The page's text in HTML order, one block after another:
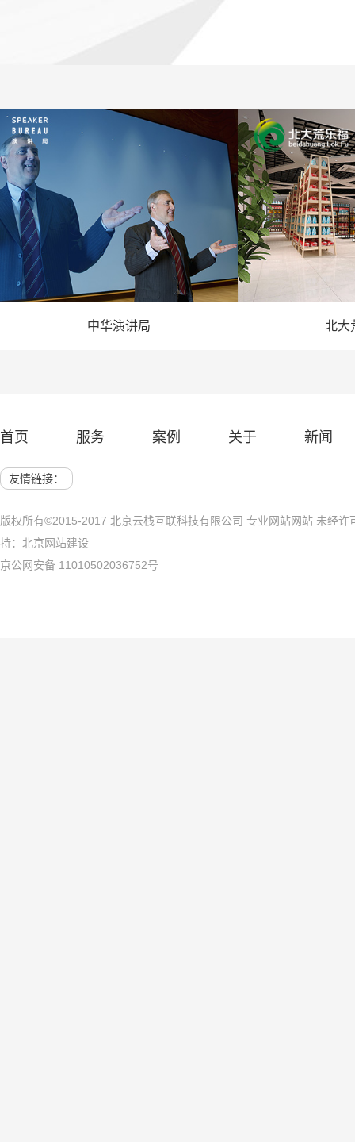
网站建设 展示网站
中华演讲局 北大
首页 服务 案例 关于 新闻
友情链接：
版权所有©2015-2017 北京云栈互联科技有限公司 专业网站网站 未经许
持： 北京网站建设
京公网安备 11010502036752号